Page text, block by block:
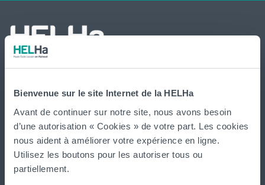
Bienvenue sur le site Internet de la HELHa
Avant de continuer sur notre site, nous avons besoin
d’une autorisation « Cookies » de votre part. Les cookies
nous aident à améliorer votre expérience en ligne.
Utilisez les boutons pour les autoriser tous ou
partiellement.
website
La HELHa propose des études supérieures
professionnalisantes (du Bachelier au Master) : 65
formations réparties surBraine-le-Comte,Charleroi
Gosselies